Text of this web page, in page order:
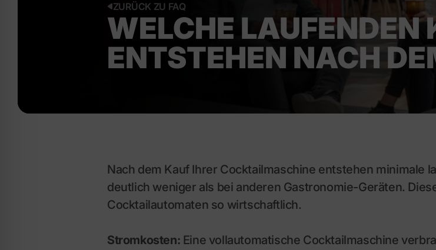
ZURÜCK ZU FAQ
WELCHE LAUFENDEN
ENTSTEHEN NACH
Nach dem Kauf Ihrer Cocktailmaschine entstehen minimale
deutlich weniger als bei anderen Gastronomie-Geräten.
Cocktailautomaten so wirtschaftlich.
Stromkosten: Eine vollautomatische Cocktailmaschine